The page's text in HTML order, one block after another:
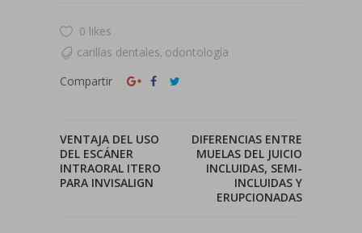
0 likes
carillas dentales, odontología
Compartir
VENTAJA DEL USO
DEL ESCÁNER
INTRAORAL ITERO
PARA INVISALIGN
DIFERENCIAS ENTRE
MUELAS DEL JUICIO
INCLUIDAS, SEMI-
INCLUIDAS Y
ERUPCIONADAS